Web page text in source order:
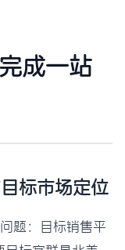
成一站
标市场定位
题：目标销售平